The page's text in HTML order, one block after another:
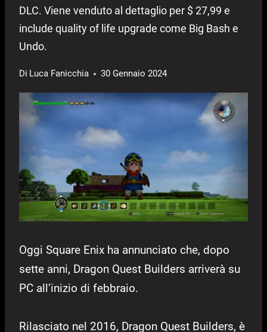
DLC. Viene venduto al dettaglio per $ 27,99 e
include quality of life upgrade come Big Bash e
Undo.
Di Luca Fanicchia 30 Gennaio 2024
Oggi Square Enix ha annunciato che, dopo
sette anni, Dragon Quest Builders arriverà su
PC all’inizio di febbraio.
Rilasciato nel 2016, Dragon Quest Builders, è